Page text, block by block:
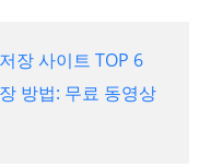
장 사이트 TOP 6
방법: 무료 동영상